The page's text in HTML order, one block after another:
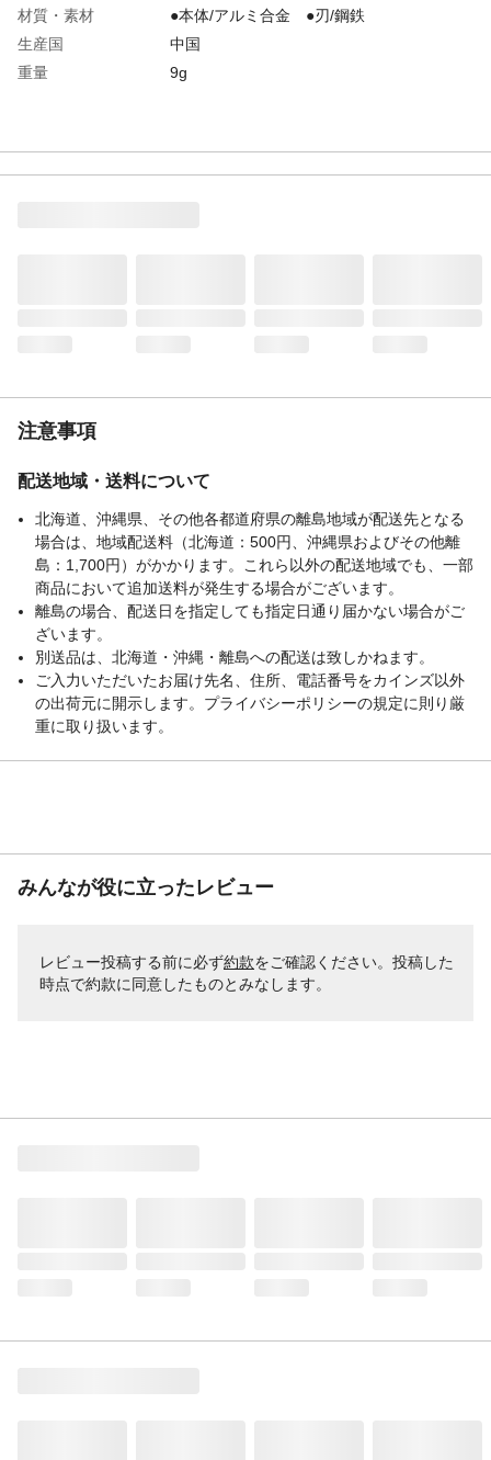
材質・素材
●本体/アルミ合金 ●刃/鋼鉄
生産国
中国
重量
9g
注意事項
配送地域・送料について
北海道、沖縄県、その他各都道府県の離島地域が配送先となる
場合は、地域配送料（北海道：500円、沖縄県およびその他離
島：1,700円）がかかります。これら以外の配送地域でも、一部
商品において追加送料が発生する場合がございます。
離島の場合、配送日を指定しても指定日通り届かない場合がご
ざいます。
別送品は、北海道・沖縄・離島への配送は致しかねます。
ご入力いただいたお届け先名、住所、電話番号をカインズ以外
の出荷元に開示します。プライバシーポリシーの規定に則り厳
重に取り扱います。
みんなが役に立ったレビュー
レビュー投稿する前に必ず約款をご確認ください。投稿した
時点で約款に同意したものとみなします。